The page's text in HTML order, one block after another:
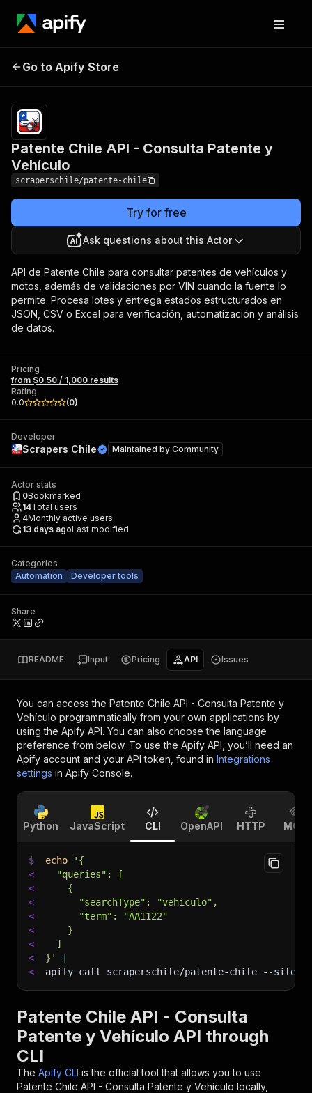
Consulta Patente y
Vehículo
Go to Apify Store
Patente Chile API - Consulta Patente y
Vehículo
scraperschile/patente-chile
Try for free
Ask questions about this Actor
API de Patente Chile para consultar patentes de vehículos y
motos, además de validaciones por VIN cuando la fuente lo
permite. Procesa lotes y entrega estados estructurados en
JSON, CSV o Excel para verificación, automatización y análisis
de datos.
Pricing
from $0.50 / 1,000 results
Rating
0.0
(0)
Developer
Scrapers Chile Maintained by Community
Actor stats
0Bookmarked
14Total users
4Monthly active users
13 days agoLast modified
Categories
Automation
Developer tools
Share
README Input Pricing API Issues
You can access the Patente Chile API - Consulta Patente y
Vehículo programmatically from your own applications by
using the Apify API. You can also choose the language
preference from below. To use the Apify API, you’ll need an
Apify account and your API token, found in Integrations
settings in Apify Console.
Python JavaScript CLI OpenAPI HTTP MCP
$ echo
'{
<
  "queries": [
<
    {
<
      "searchType": "vehiculo",
<
      "term": "AA1122"
<
    }
<
  ]
<
}'
<
apify call scraperschile/patente-chile --silent
Patente Chile API - Consulta
Patente y Vehículo API through
CLI
The Apify CLI is the official tool that allows you to use
Patente Chile API - Consulta Patente y Vehículo locally,